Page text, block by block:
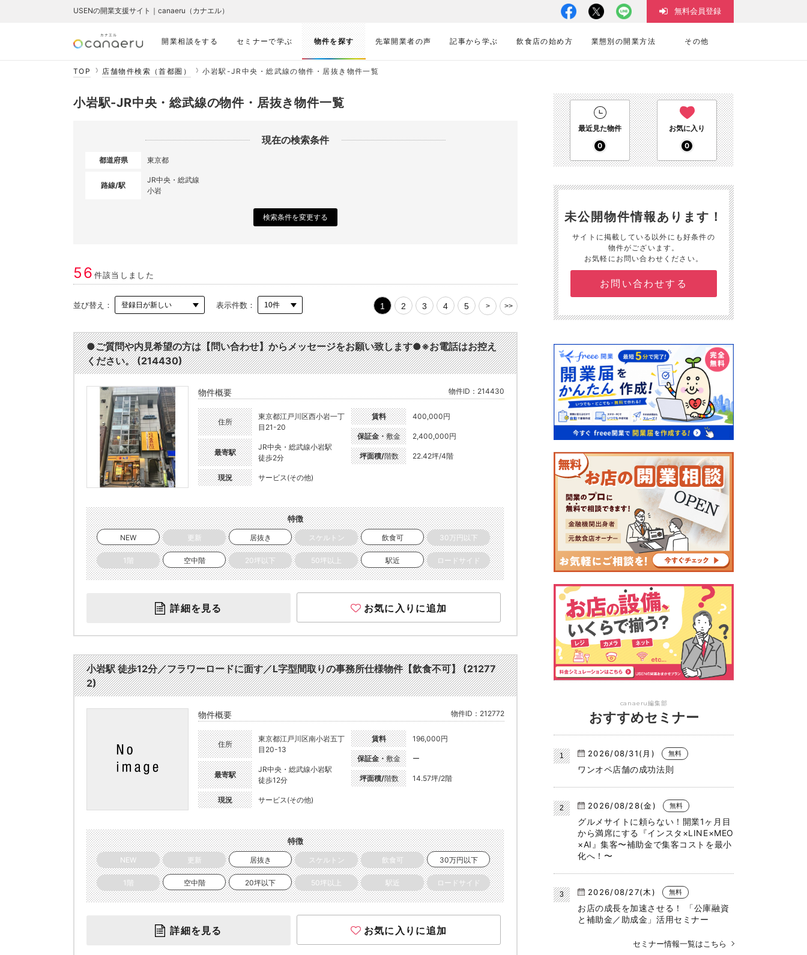
開業相談をする セミナーで学ぶ 物件を探す 先輩開業者の声 記事から学ぶ 飲食店の始め方 業態別の開業方法 その他
USENの開業支援サイト｜canaeru（カナエル） 無料会員登録
TOP 店舗物件検索（首都圏） 小岩駅-JR中央・総武線の物件・居抜き物件一覧
小岩駅-JR中央・総武線の物件・居抜き物件一覧
現在の検索条件
都道府県 東京都
路線/駅
JR中央・総武線
小岩
検索条件を変更する
56 件該当しました
並び替え： 表示件数： 1 2 3 4 5 > >>
●ご質問や内見希望の方は【問い合わせ】からメッセージをお願い致します●※お電話はお控え
ください。 (214430)
物件概要 物件ID：214430
住所
東京都江戸川区西小岩一丁
目21-20
最寄駅
JR中央・総武線小岩駅
徒歩2分
現況 サービス(その他)
賃料 400,000円
保証金・敷金 2,400,000円
坪面積/階数 22.42坪/4階
特徴
NEW 更新 居抜き スケルトン 飲食可 30万円以下
1階 空中階 20坪以下 50坪以上 駅近 ロードサイド
詳細を見る お気に入りに追加
小岩駅 徒歩12分／フラワーロードに面す／L字型間取りの事務所仕様物件【飲食不可】 (21277
2)
物件概要 物件ID：212772
住所
東京都江戸川区南小岩五丁
目20-13
最寄駅
JR中央・総武線小岩駅
徒歩12分
現況 サービス(その他)
賃料 196,000円
保証金・敷金 ー
坪面積/階数 14.57坪/2階
特徴
NEW 更新 居抜き スケルトン 飲食可 30万円以下
1階 空中階 20坪以下 50坪以上 駅近 ロードサイド
詳細を見る お気に入りに追加
最近見た物件
0
お気に入り
0
未公開物件情報あります！
サイトに掲載している以外にも好条件の
物件がございます。
お気軽にお問い合わせください。
お問い合わせする
canaeru編集部
おすすめセミナー
2026/08/31(月) 無料
ワンオペ店舗の成功法則
2026/08/28(金) 無料
グルメサイトに頼らない！開業1ヶ月目
から満席にする『インスタ×LINE×MEO
×AI』集客〜補助金で集客コストを最小
化へ！〜
2026/08/27(木) 無料
お店の成長を加速させる！ 「公庫融資
と補助金／助成金」活用セミナー
セミナー情報一覧はこちら